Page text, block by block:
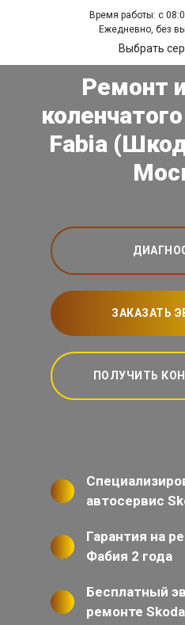
Время работы: с
Ежедневно, без
Выбрать
Ремонт
Fabia
ЗАКАЗАТЬ
ПОЛУЧИТЬ
автосервис
Гарантия на
Фабия 2 года
Бесплатный
ремонте